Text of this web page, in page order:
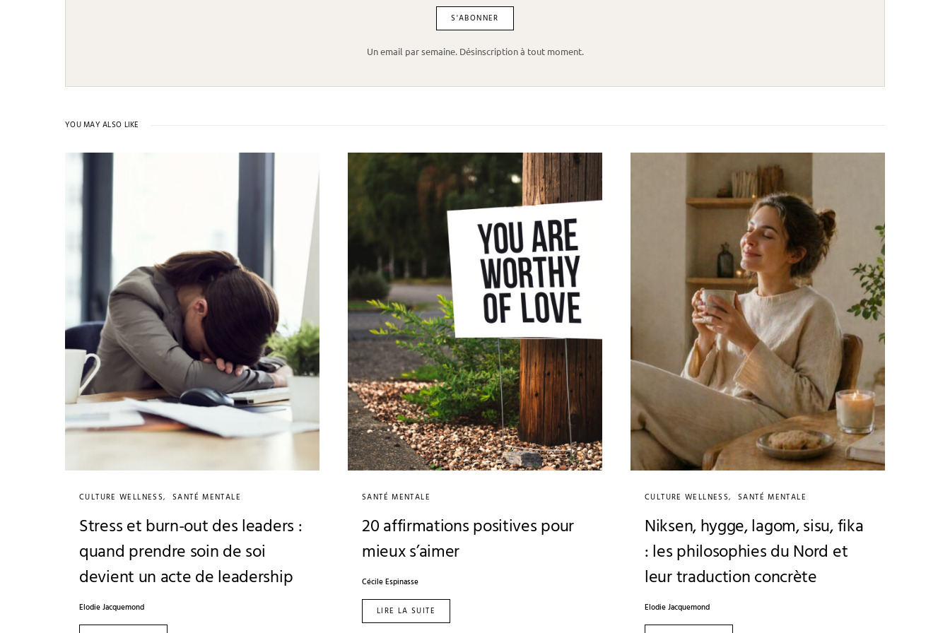
Un email par semaine. Désinscription à tout moment.
YOU MAY ALSO LIKE
CULTURE WELLNESS SANTÉ MENTALE
Stress et burn-out des leaders :
quand prendre soin de soi
devient un acte de leadership
Elodie Jacquemond
SANTÉ MENTALE
20 affirmations positives pour
mieux s’aimer
Cécile Espinasse
LIRE LA SUITE
CULTURE WELLNESS SANTÉ MENTALE
Niksen, hygge, lagom, sisu, fika
: les philosophies du Nord et
leur traduction concrète
Elodie Jacquemond